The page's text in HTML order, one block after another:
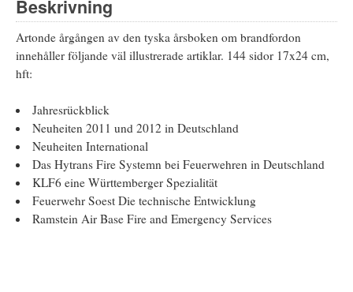
Beskrivning
Artonde årgången av den tyska årsboken om brandfordon
innehåller följande väl illustrerade artiklar. 144 sidor 17x24 cm,
hft:
Jahresrückblick
Neuheiten 2011 und 2012 in Deutschland
Neuheiten International
Das Hytrans Fire Systemn bei Feuerwehren in Deutschland
KLF6 eine Württemberger Spezialität
Feuerwehr Soest Die technische Entwicklung
Ramstein Air Base Fire and Emergency Services